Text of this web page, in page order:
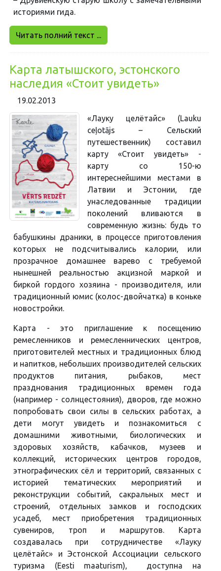
историями гида.
Читать полний текст ...
Карта латышского, эстонскогo
наследия «Стоит увидеть»
19.02.2013
«Лауку целётайс» (Lauku
ceļotājs – Сельский
путешественник) составил
карту «Стоит увидеть» -
карту со 150-ю
интереснейшими местами в
Латвии и Эстонии, где
унаследованные традиции
поколений вливаются в
современную жизнь: будь то
бабушкины драники, в процессе приготовления
которых не подсчитывались калории, или
прозрачное домашнее варево с требуемой
нынешней реальностью акцизной маркой и
биркой гордого хозяина - производителя, или
традиционный юмис (колос-двойчатка) в коньке
новостройки.
Карта - это приглашение к посещению
ремесленников и ремесленнических центров,
приготовителей местных и традиционных блюд
и напитков, небольших производителей сельских
продуктов питания, рыбаков, мест
празднования традиционных времен года
(например - солнцестояния), дворов, где можно
попробовать свои силы в сельских работах, а
дети могут увидеть и познакомиться с
домашними животными, биологических и
здоровых хозяйств, кабачков, музеев и
коллекций, исторических центров городов,
этнографических сёл и территорий, связанных с
историей тематических мероприятий и
реконструкции событий, сакральных мест и
строений, отдельных замков и господских
усадеб, мест приобретения традиционных
сувениров, троп и маршрутов. Карта
создавалась при сотрудничестве «Лауку
целётайс» и Эстонской Ассоциации сельского
туризма (Eesti maaturism), доступна на